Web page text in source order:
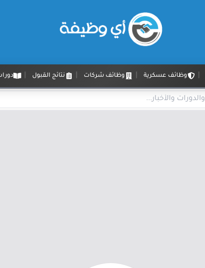
وظائف عسكرية وظائف شركات نتائج القبول